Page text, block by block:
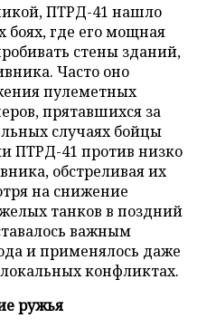
ПТРД-41 нашло
боях, где его мощная
стены зданий,
Часто оно
пулеметных
прятавшихся за
случаях бойцы
ПТРД-41 против низко
обстреливая их
на снижение
танков в поздний
важным
и применялось даже
конфликтах.
ружья